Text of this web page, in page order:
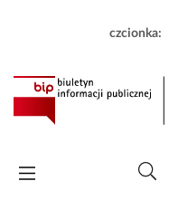
czcionka: